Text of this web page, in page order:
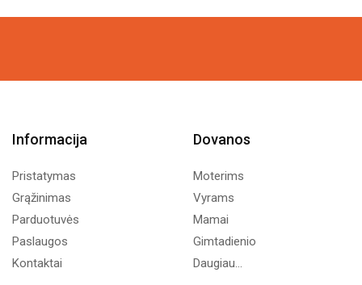
was: is:
Informacija
Pristatymas
Grąžinimas
Parduotuvės
Paslaugos
Kontaktai
Dovanos
Moterims
Vyrams
Mamai
Gimtadienio
Daugiau...